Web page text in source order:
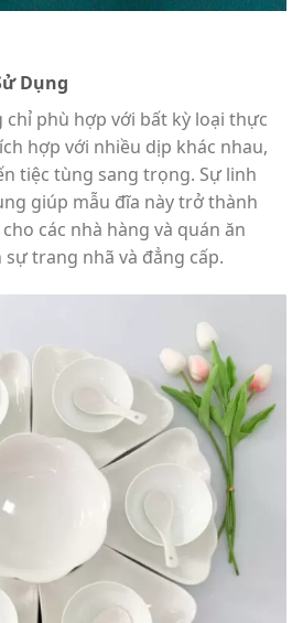
Dụng
phù hợp với bất kỳ loại thực
hợp với nhiều dịp khác nhau,
tiệc tùng sang trọng. Sự linh
giúp mẫu đĩa này trở thành
các nhà hàng và quán ăn
trang nhã và đẳng cấp.